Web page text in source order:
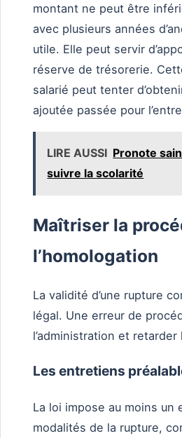
montant ne peut être
avec plusieurs années
utile. Elle peut servir
réserve de trésorerie.
salarié peut tenter
ajoutée passée pour
LIRE AUSSI Pronote
suivre la scolarité
Maîtriser la
l’homologation
La validité d’une rupture
légal. Une erreur de
l’administration et
Les entretiens
La loi impose au moins un
modalités de la rupture,